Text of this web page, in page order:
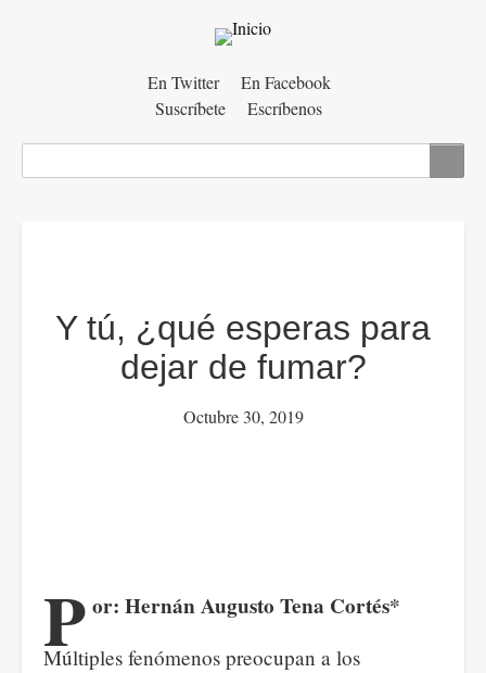
En Twitter
En Facebook
Suscríbete
Escríbenos
Y tú, ¿qué esperas para
dejar de fumar?
Octubre 30, 2019
P or: Hernán Augusto Tena Cortés*
Múltiples fenómenos preocupan a los